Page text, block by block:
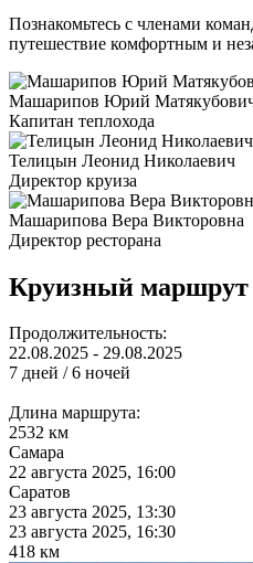
Познакомьтесь с членами
путешествие комфортным и
Машарипов Юрий
Капитан теплохода
Телицын Леонид Николаевич
Директор круиза
Машарипова Вера Викторовна
Директор ресторана
Круизный маршрут
Продолжительность:
22.08.2025 - 29.08.2025
7 дней / 6 ночей
Длина маршрута:
2532 км
Самара
22 августа 2025, 16:00
Саратов
23 августа 2025, 13:30
23 августа 2025, 16:30
418 км